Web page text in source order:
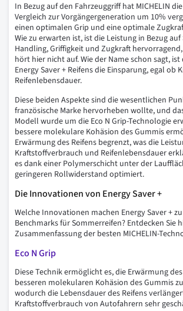
In Bezug auf den Fahrzeuggriff hat MICHELIN
Vergleich zur Vorgängergeneration um 10%
einen optimalen Grip und eine optimale
Wie zu erwarten ist, ist die Leistung in Bezug
Handling, Griffigkeit und Zugkraft hervorragend,
hört hier nicht auf. Wie der Name schon sagt,
Energy Saver + Reifens die Einsparung, egal ob
Reifenlebensdauer.
Diese beiden Aspekte sind die wesentlichen
französische Marke hervorheben wollte, und
Modell wurde um die Eco N Grip-Technologie
bessere molekulare Kohäsion des Gummis
Erwärmung des Reifens begrenzt, was die
Kraftstoffverbrauch und Reifenlebensdauer
es dank einer Polymerschicht unter der
geringeren Rollwiderstand optimiert.
Die Innovationen von Energy Saver +
Welche Innovationen machen Energy Saver +
Benchmarks für Sommerreifen? Entdecken Sie
Zusammenfassung der besten MICHELIN-
Eco N Grip
Diese Technik ermöglicht es, die Erwärmung
besseren molekularen Kohäsion des Gummis
wodurch die Lebensdauer des Reifens
Kraftstoffverbrauch von Autofahrern sehr